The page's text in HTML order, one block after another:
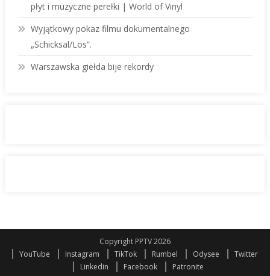
płyt i muzyczne perełki | World of Vinyl
Wyjątkowy pokaz filmu dokumentalnego
„Schicksal/Los”.
Warszawska giełda bije rekordy
Copyright PPTV 2026
YouTube
Instagram TikTok Rumbel Odysee
Twitter
Linkedin
Facebook Patronite